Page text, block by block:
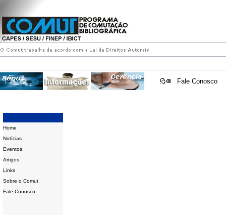
Fale Conosco
Home
Notícias
Eventos
Artigos
Links
Sobre o Comut
Fale Conosco